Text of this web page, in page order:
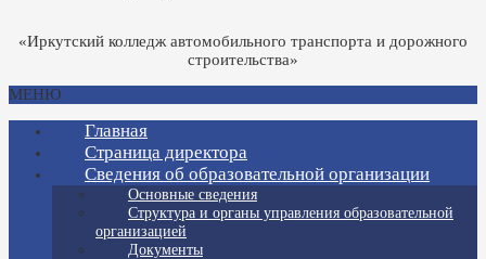
«Иркутский колледж автомобильного транспорта и дорожного
строительства»
МЕНЮ
Главная
Страница директора
Сведения об образовательной организации
Основные сведения
Структура и органы управления образовательной
организацией
Документы